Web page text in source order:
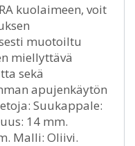
kuolaimeen, voit
muotoiltu
miellyttävä
sekä
apujenkäytön
Suukappale:
14 mm.
Malli: Oliivi.